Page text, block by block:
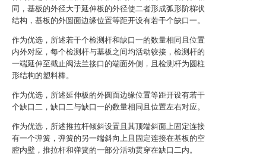
同，基板的外径大于延伸板的外径使二者形成弧形阶梯状
结构，基板的外圆面边缘位置等距开设有若干个缺口一。
作为优选，所述若干个检测杆和缺口一的数量相同且位置
内外对应，每个检测杆与基板之间均活动铰接，检测杆的
一端延伸至截止阀法兰接口的端面外侧，且检测杆为圆柱
形结构的塑料棒。
作为优选，所述延伸板的外圆面边缘位置等距开设有若干
个缺口二，缺口二与缺口一的数量相同且位置左右对应。
作为优选，所述推拉杆倾斜设置且其顶端斜面上固定连接
有一个弹簧，弹簧的另一端斜向上且固定连接在基板的空
腔内壁，推拉杆和弹簧的一部分活动贯穿在缺口二内。